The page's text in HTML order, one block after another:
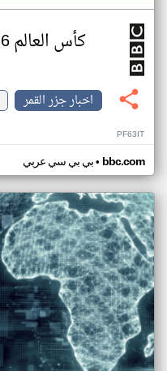
كأس العالم 2026
اخبار جزر القمر
PF63IT
بي بي سي عربي• bbc.com